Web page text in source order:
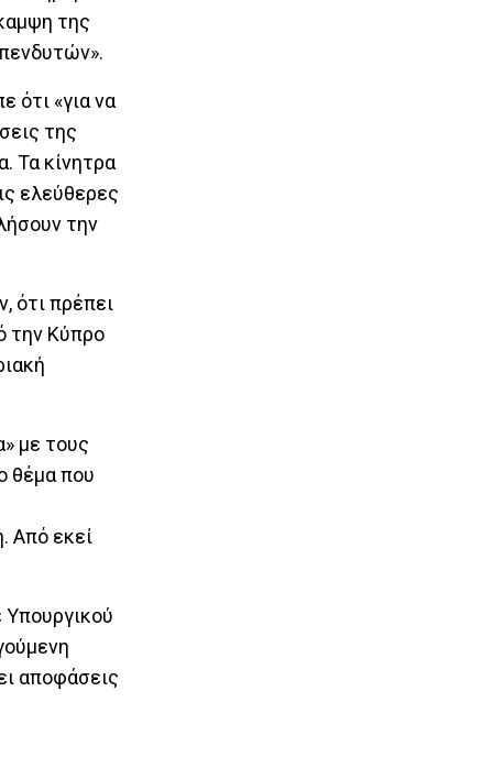
της
ότι «για να
της
Τα κίνητρα
ελεύθερες
την
ότι πρέπει
την Κύπρο
με τους
θέμα που
Από εκεί
αποφάσεις